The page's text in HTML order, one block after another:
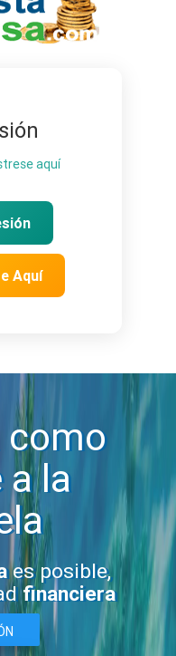
aquí
Aquí
como
a la
es posible,
financiera